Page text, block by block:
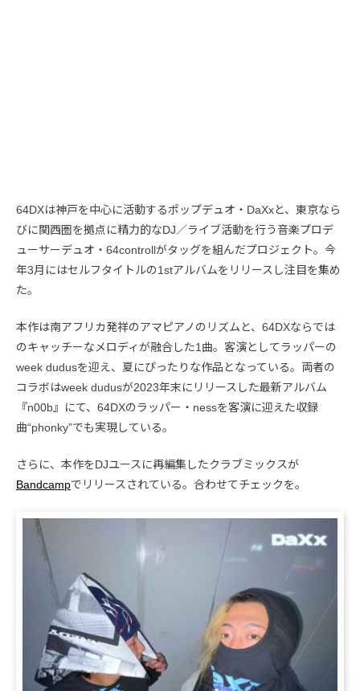
64DXは神戸を中心に活動するポップデュオ・DaXxと、東京なら
びに関西圏を拠点に精力的なDJ／ライブ活動を行う音楽プロデ
ューサーデュオ・64controllがタッグを組んだプロジェクト。今
年3月にはセルフタイトルの1stアルバムをリリースし注目を集め
た。
本作は南アフリカ発祥のアマピアノのリズムと、64DXならでは
のキャッチーなメロディが融合した1曲。客演としてラッパーの
week dudusを迎え、夏にぴったりな作品となっている。両者の
コラボはweek dudusが2023年末にリリースした最新アルバム
『n00b』にて、64DXのラッパー・nessを客演に迎えた収録
曲“phonky”でも実現している。
さらに、本作をDJユースに再編集したクラブミックスが
Bandcampでリリースされている。合わせてチェックを。